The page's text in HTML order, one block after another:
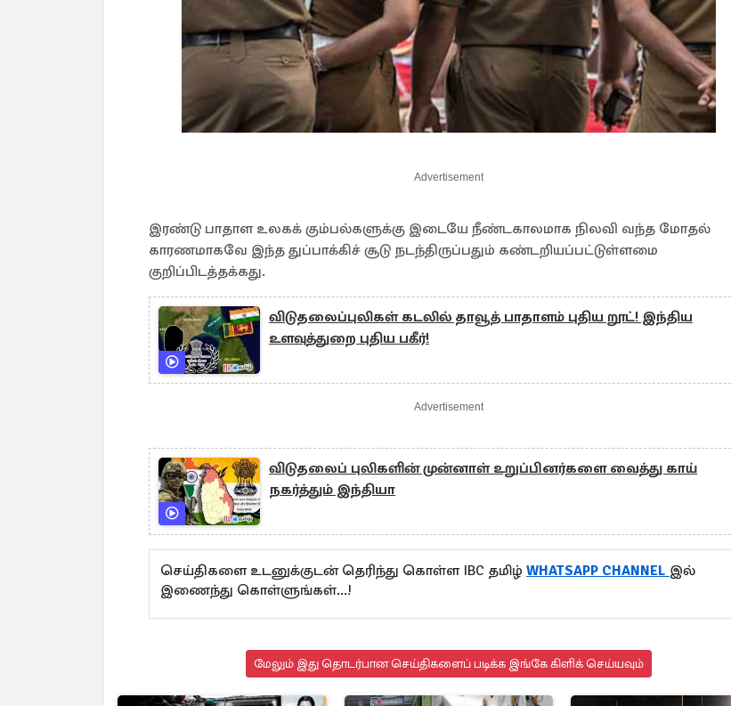
Advertisement
இரண்டு பாதாள உலகக் கும்பல்களுக்கு இடையே நீண்டகாலமாக நிலவி வந்த மோதல்
காரணமாகவே இந்த துப்பாக்கிச் சூடு நடந்திருப்பதும் கண்டறியப்பட்டுள்ளமை
குறிப்பிடத்தக்கது.
விடுதலைப்புலிகள் கடலில் தாவூத் பாதாளம் புதிய றூட்! இந்திய
உளவுத்துறை புதிய பகீர்!
Advertisement
விடுதலைப் புலிகளின் முன்னாள் உறுப்பினர்களை வைத்து காய்
நகர்த்தும் இந்தியா
செய்திகளை உடனுக்குடன் தெரிந்து கொள்ள IBC தமிழ் WHATSAPP CHANNEL இல்
இணைந்து கொள்ளுங்கள்...!
மேலும் இது தொடர்பான செய்திகளைப் படிக்க இங்கே கிளிக் செய்யவும்